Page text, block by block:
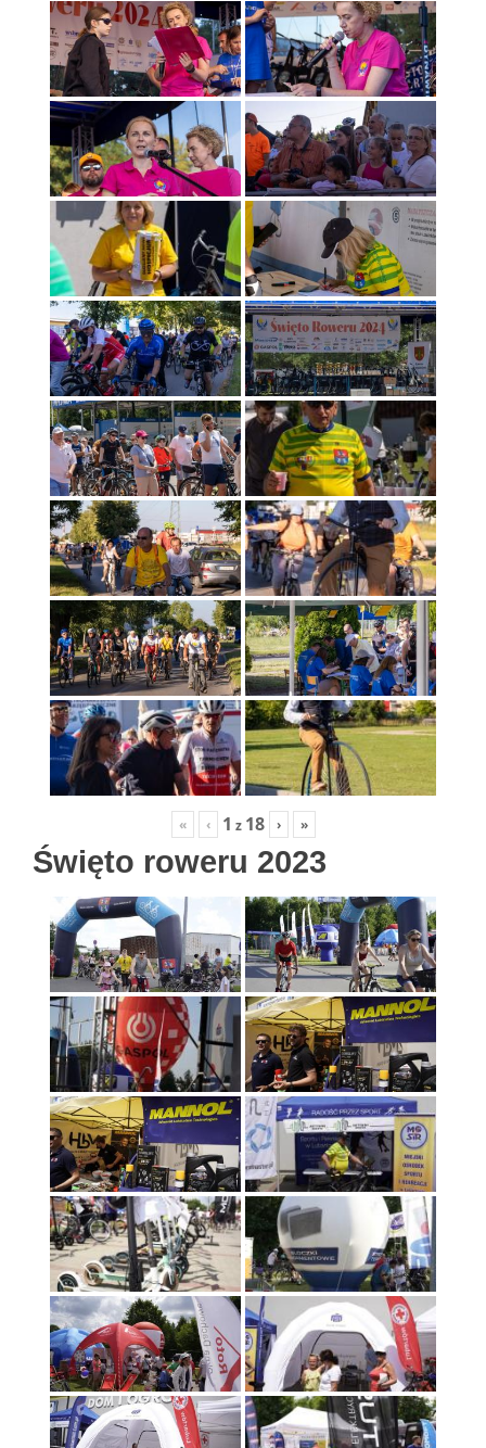
« ‹ 1 z 18 › »
Święto roweru 2023